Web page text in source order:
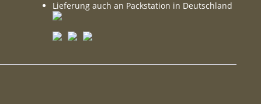
Lieferung auch an Packstation in Deutschland